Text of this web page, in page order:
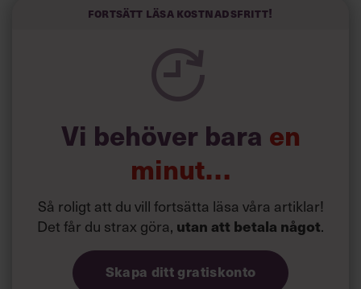
Forskarna tror sig dessutom kunna uttyda att en längre
försök att förändra livsstilsvanor.
Fortsätt läsa kostnadsfritt!
Vi behöver bara en
minut…
Så roligt att du vill fortsätta läsa våra artiklar!
Det får du strax göra, utan att betala något.
Skapa ditt gratiskonto